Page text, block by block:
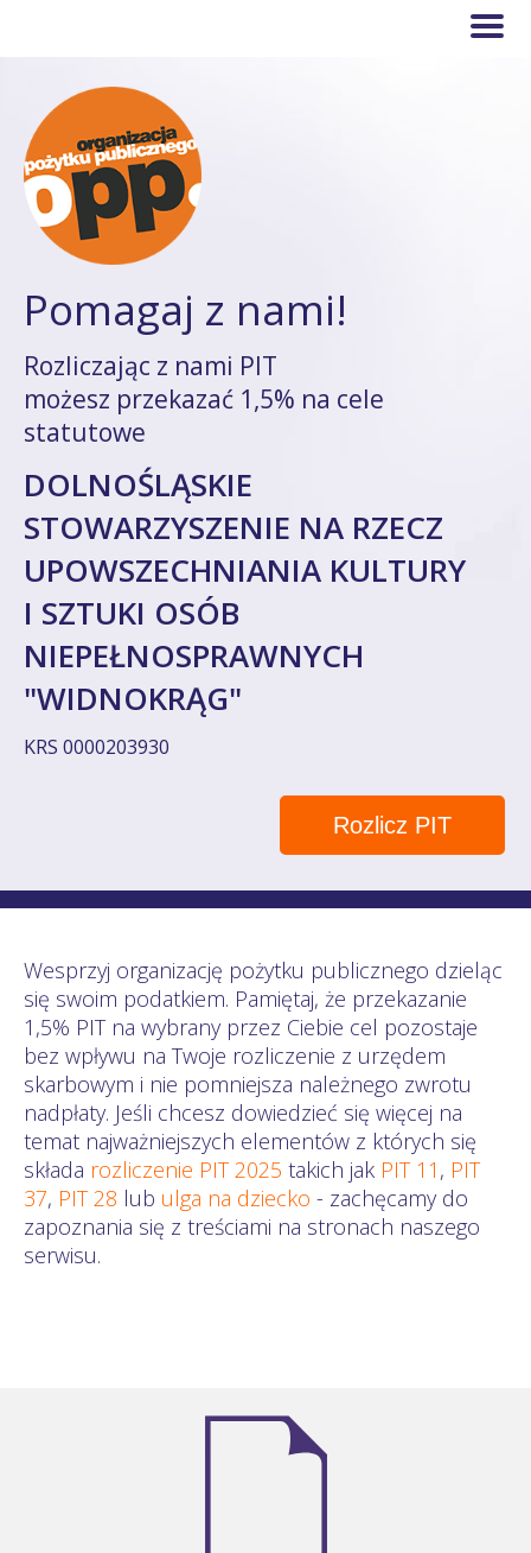
Pomagaj z nami!
Rozliczając z nami PIT
możesz przekazać 1,5% na cele
statutowe
DOLNOŚLĄSKIE
STOWARZYSZENIE NA RZECZ
UPOWSZECHNIANIA KULTURY
I SZTUKI OSÓB
NIEPEŁNOSPRAWNYCH
"WIDNOKRĄG"
KRS 0000203930
Rozlicz PIT
Wesprzyj organizację pożytku publicznego dzieląc
się swoim podatkiem. Pamiętaj, że przekazanie
1,5% PIT na wybrany przez Ciebie cel pozostaje
bez wpływu na Twoje rozliczenie z urzędem
skarbowym i nie pomniejsza należnego zwrotu
nadpłaty. Jeśli chcesz dowiedzieć się więcej na
temat najważniejszych elementów z których się
składa rozliczenie PIT 2025 takich jak PIT 11 , PIT
37, PIT 28 lub ulga na dziecko - zachęcamy do
zapoznania się z treściami na stronach naszego
serwisu.